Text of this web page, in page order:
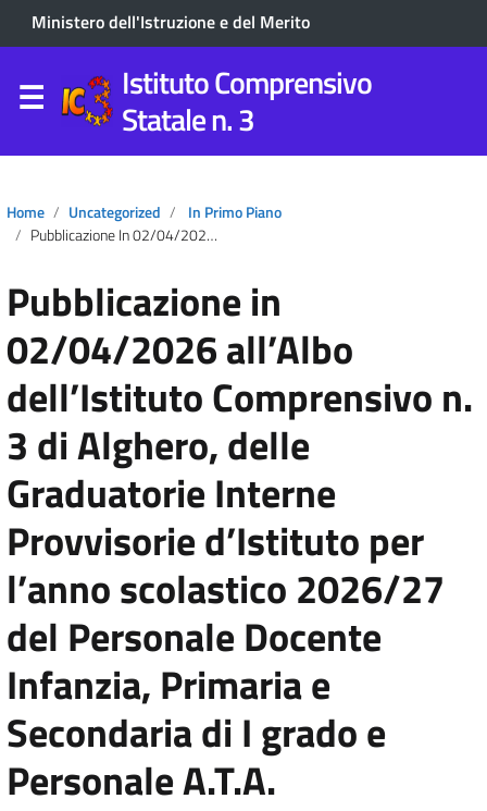
Ministero dell'Istruzione e del Merito
Istituto Comprensivo
Statale n. 3
Home Uncategorized
In Primo Piano
Pubblicazione In 02/04/2026 All’Albo Dell’Istituto Comprensivo N. 3 Di Alghero, Delle Graduatorie Interne Provvisorie D’Istituto Per L’anno Scolastico 2026/27 Del Personale Docente Infanzia, Primaria E Secondaria Di I Grado E Personale A.T.A.
Pubblicazione in
02/04/2026 all’Albo
dell’Istituto Comprensivo n.
3 di Alghero, delle
Graduatorie Interne
Provvisorie d’Istituto per
l’anno scolastico 2026/27
del Personale Docente
Infanzia, Primaria e
Secondaria di I grado e
Personale A.T.A.